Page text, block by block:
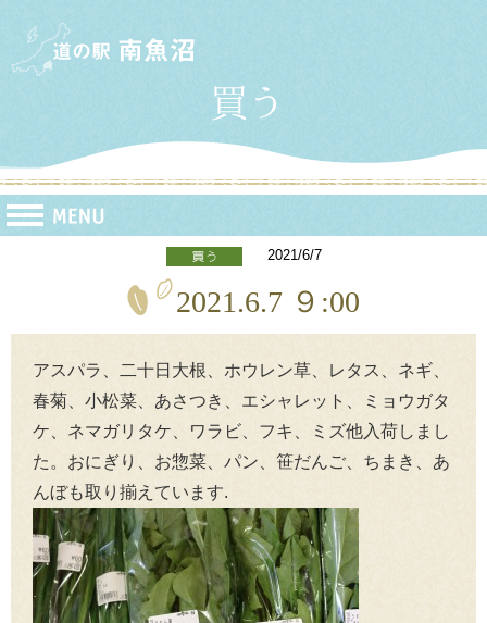
2021/6/7
2021.6.7 ９:00
アスパラ、二十日大根、ホウレン草、レタス、ネギ、
春菊、小松菜、あさつき、エシャレット、ミョウガタ
ケ、ネマガリタケ、ワラビ、フキ、ミズ他入荷しまし
た。おにぎり、お惣菜、パン、笹だんご、ちまき、あ
んぼも取り揃えています.